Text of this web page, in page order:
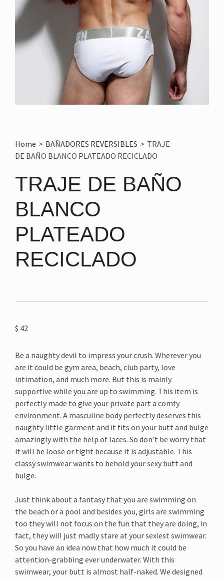
Home > BAÑADORES REVERSIBLES > TRAJE
DE BAÑO BLANCO PLATEADO RECICLADO
TRAJE DE BAÑO
BLANCO
PLATEADO
RECICLADO
$ 42
Be a naughty devil to impress your crush. Wherever you
are it could be gym area, beach, club party, love
intimation, and much more. But this is mainly
supportive while you are up to swimming. This item is
perfectly made to give your private part a comfy
environment. A masculine body perfectly deserves this
naughty little garment and it fits on your butt and bulge
amazingly with the help of laces. So don’t be worry that
it will be loose or tight because it is adjustable. This
classy swimwear wants to behold your sexy butt and
bulge.
Just think about a fantasy that you are swimming on
the beach or a pool and besides you, girls are swimming
too they will not focus on the fun that they are doing, in
fact, they will just madly stare at your sexiest swimwear.
So you have an idea now that how much it could be
attention-grabbing ever underwater. With this
swimwear, your butt is almost half-naked. We designed